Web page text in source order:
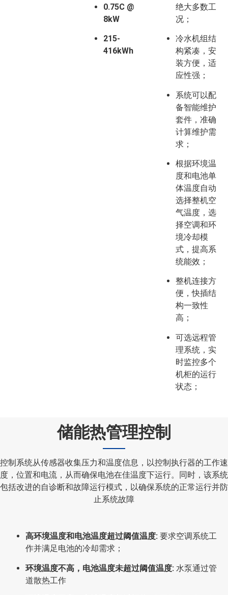
0.75C @
8kW
215-
416kWh
绝大多数工
况；
冷水机组结
构紧凑，安
装方便，适
应性强；
系统可以配
备智能维护
套件，准确
计算维护需
求；
根据环境温
度和电池单
体温度自动
选择整机空
气温度，选
择空调和环
境冷却模
式，提高系
统能效；
整机连接方
便，快插结
构一致性
高；
可选远程管
理系统，实
时监控多个
机柜的运行
状态；
储能热管理控制
控制系统从传感器收集压力和温度信息，以控制执行器的工作速
度，位置和电流，从而确保电池在佳温度下运行。同时，该系统
包括改进的自诊断和故障运行模式，以确保系统的正常运行并防
止系统故障
高环境温度和电池温度超过阈值温度: 要求空调系统工
作并满足电池的冷却需求；
环境温度不高，电池温度未超过阈值温度: 水泵通过管
道散热工作